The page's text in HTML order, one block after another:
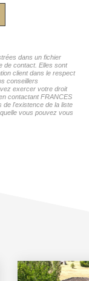
dans un fichier
de contact. Elles sont
client dans le respect
conseillers
exercer votre droit
contactant FRANCES
de l'existence de la liste
vous pouvez vous